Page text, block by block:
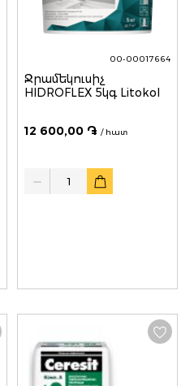
00-00017664
Ջրամեկուսիչ
HIDROFLEX 5կգ Litokol
12 600,00 ֏ / հատ
Quantity